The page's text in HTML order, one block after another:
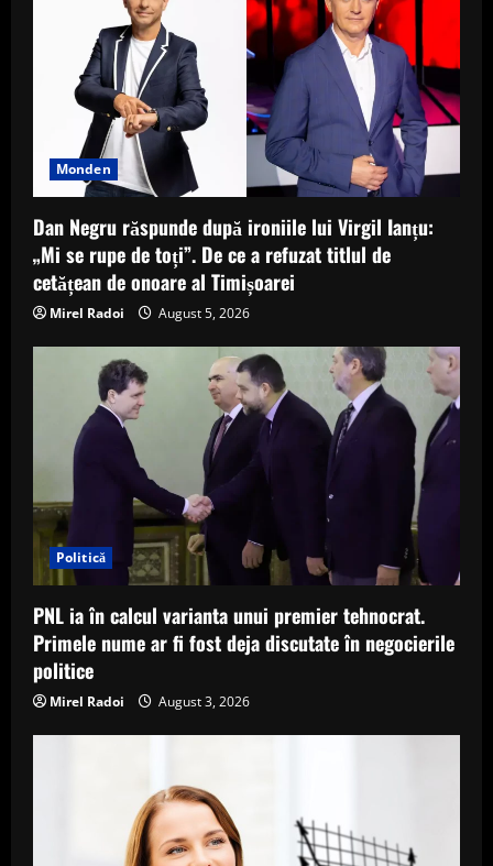
Monden
Dan Negru răspunde după ironiile lui Virgil Ianțu:
„Mi se rupe de toți”. De ce a refuzat titlul de
cetățean de onoare al Timișoarei
Mirel Radoi August 5, 2026
Politică
PNL ia în calcul varianta unui premier tehnocrat.
Primele nume ar fi fost deja discutate în negocierile
politice
Mirel Radoi August 3, 2026